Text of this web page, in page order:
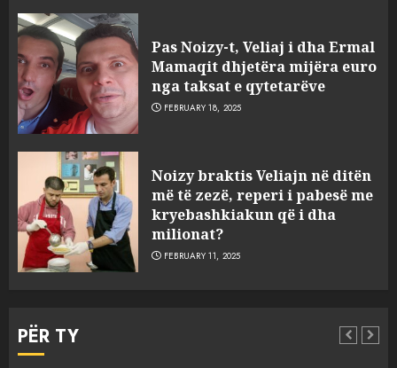
Pas Noizy-t, Veliaj i dha Ermal
Mamaqit dhjetëra mijëra euro
nga taksat e qytetarëve
FEBRUARY 18, 2025
Noizy braktis Veliajn në ditën
më të zezë, reperi i pabesë me
kryebashkiakun që i dha
milionat?
FEBRUARY 11, 2025
PËR TY
3
sulmuan “One Albania”,
ngjarja u fsheh. A u vodhën
serverat?
MARCH 25, 2025